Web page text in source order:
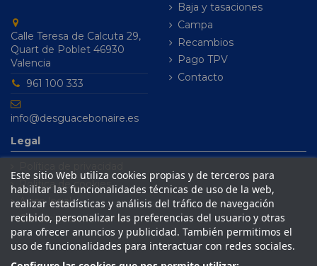
Calle Teresa de Calcuta 29,
Quart de Poblet 46930
Valencia
961 100 333
info@desguacebonaire.es
Baja y tasaciones
Campa
Recambios
Pago TPV
Contacto
Legal
Política de cookies
Aviso legal
Condiciones de venta
Este sitio Web utiliza cookies propias y de terceros para
habilitar las funcionalidades técnicas de uso de la web,
realizar estadísticas y análisis del tráfico de navegación
recibido, personalizar las preferencias del usuario y otras
para ofrecer anuncios y publicidad. También permitimos el
uso de funcionalidades para interactuar con redes sociales.